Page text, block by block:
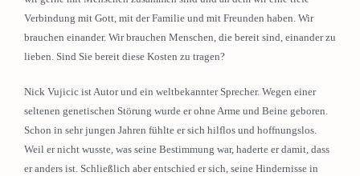
Verbindung mit Gott, mit der Familie und mit Freunden haben. Wir
brauchen einander. Wir brauchen Menschen, die bereit sind, einander zu
lieben. Sind Sie bereit diese Kosten zu tragen?
Nick Vujicic ist Autor und ein weltbekannter Sprecher. Wegen einer
seltenen genetischen Störung wurde er ohne Arme und Beine geboren.
Schon in sehr jungen Jahren fühlte er sich hilflos und hoffnungslos.
Weil er nicht wusste, was seine Bestimmung war, haderte er damit, dass
er anders ist. Schließlich aber entschied er sich, seine Hindernisse in